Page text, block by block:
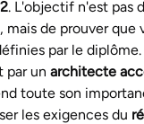
. L'objectif n'est pas
de prouver que
par le
par un architecte
toute son
les exigences du